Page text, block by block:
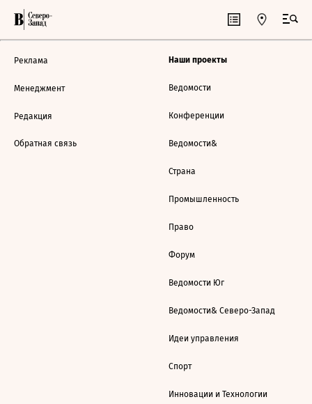
Реклама
Менеджмент
Редакция
Обратная связь
Наши проекты
Ведомости
Конференции
Ведомости&
Страна
Промышленность
Право
Форум
Ведомости Юг
Ведомости& Северо-Запад
Идеи управления
Спорт
Инновации и Технологии